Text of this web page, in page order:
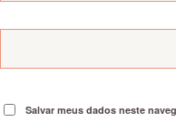
Salvar meus dados neste